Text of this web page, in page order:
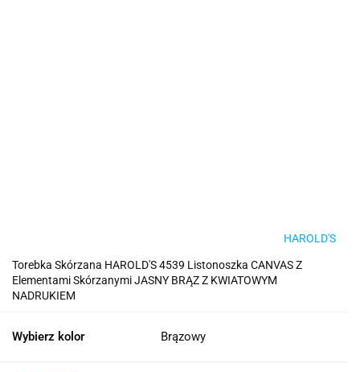
HAROLD'S
Torebka Skórzana HAROLD'S 4539 Listonoszka CANVAS Z
Elementami Skórzanymi JASNY BRĄZ Z KWIATOWYM
NADRUKIEM
Wybierz kolor Brązowy